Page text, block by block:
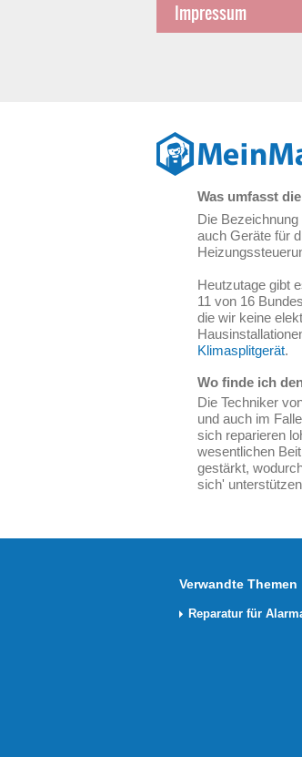
Impressum
Was umfasst
Die
auch Geräte für
Heutzutage gibt
11 von 16
die wir keine
Klimasplitgerät.
Wo finde ich
Die Techniker
und auch im
sich reparieren
wesentlichen
gestärkt,
sich' unterstützen
Verwandte Themen
Reparatur für